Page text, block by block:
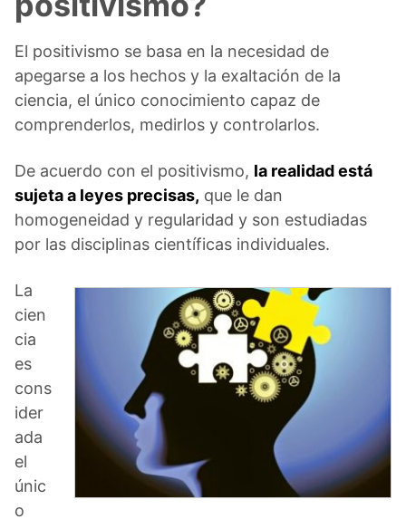
El positivismo se basa en la necesidad de
apegarse a los hechos y la exaltación de la
ciencia, el único conocimiento capaz de
comprenderlos, medirlos y controlarlos.
De acuerdo con el positivismo, la realidad está
sujeta a leyes precisas, que le dan
homogeneidad y regularidad y son estudiadas
por las disciplinas científicas individuales.
La
cien
cia
es
cons
ider
ada
el
únic
o